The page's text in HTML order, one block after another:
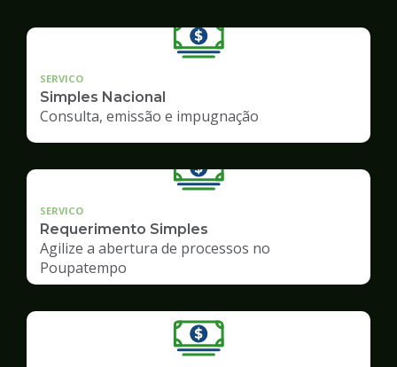
SERVICO
Simples Nacional
Consulta, emissão e impugnação
SERVICO
Requerimento Simples
Agilize a abertura de processos no
Poupatempo